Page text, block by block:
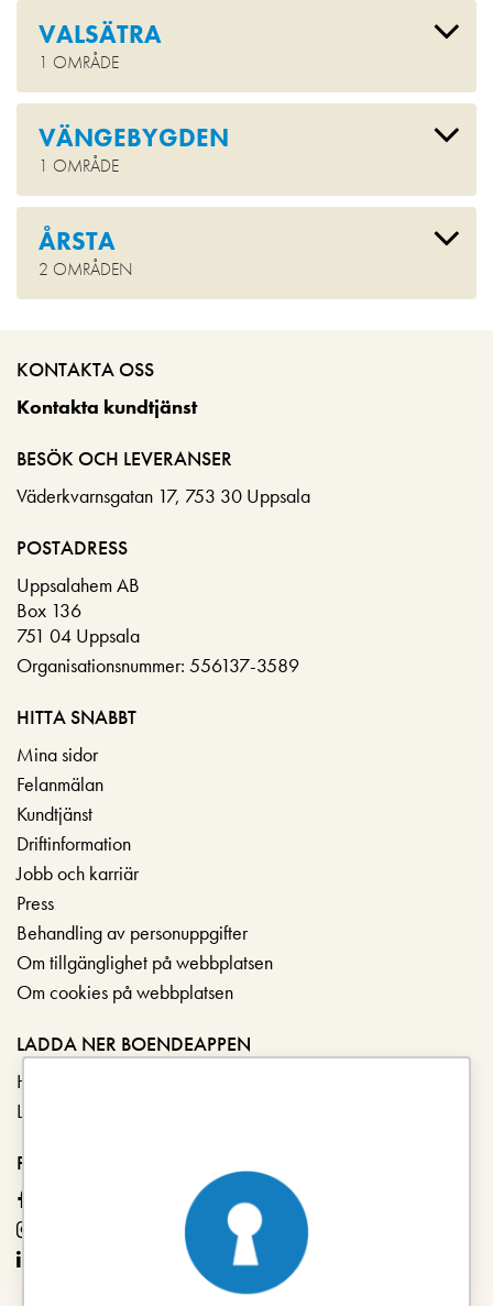
VALSÄTRA
1 OMRÅDE
VÄNGEBYGDEN
1 OMRÅDE
ÅRSTA
2 OMRÅDEN
KONTAKTA OSS
Kontakta kundtjänst
BESÖK OCH LEVERANSER
Väderkvarnsgatan 17, 753 30 Uppsala
POSTADRESS
Uppsalahem AB
Box 136
751 04 Uppsala
Organisationsnummer: 556137-3589
HITTA SNABBT
Mina sidor
Felanmälan
Kundtjänst
Driftinformation
Jobb och karriär
Press
Behandling av personuppgifter
Om tillgänglighet på webbplatsen
Om cookies på webbplatsen
LADDA NER BOENDEAPPEN
Hämta i App Store
Ladda ner på Google Play
FÖLJ OSS